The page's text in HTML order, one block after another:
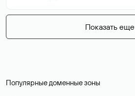
Показать еще
Популярные доменные зоны